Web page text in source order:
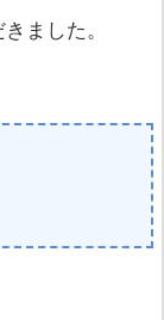
ました。